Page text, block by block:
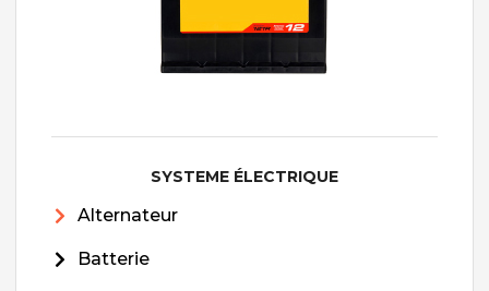
SYSTEME ÉLECTRIQUE
Alternateur
Batterie